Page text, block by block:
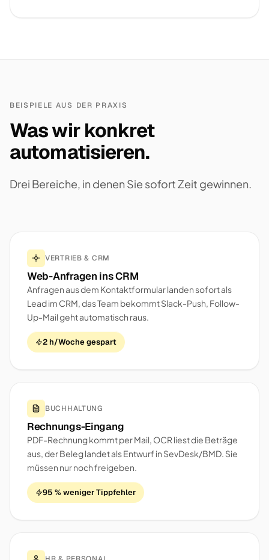
BEISPIELE AUS DER PRAXIS
Was wir konkret
automatisieren.
Drei Bereiche, in denen Sie sofort Zeit gewinnen.
VERTRIEB & CRM
Web-Anfragen ins CRM
Anfragen aus dem Kontaktformular landen sofort als
Lead im CRM, das Team bekommt Slack-Push, Follow-
Up-Mail geht automatisch raus.
2 h/Woche gespart
BUCHHALTUNG
Rechnungs-Eingang
PDF-Rechnung kommt per Mail, OCR liest die Beträge
aus, der Beleg landet als Entwurf in SevDesk/BMD. Sie
müssen nur noch freigeben.
95 % weniger Tippfehler